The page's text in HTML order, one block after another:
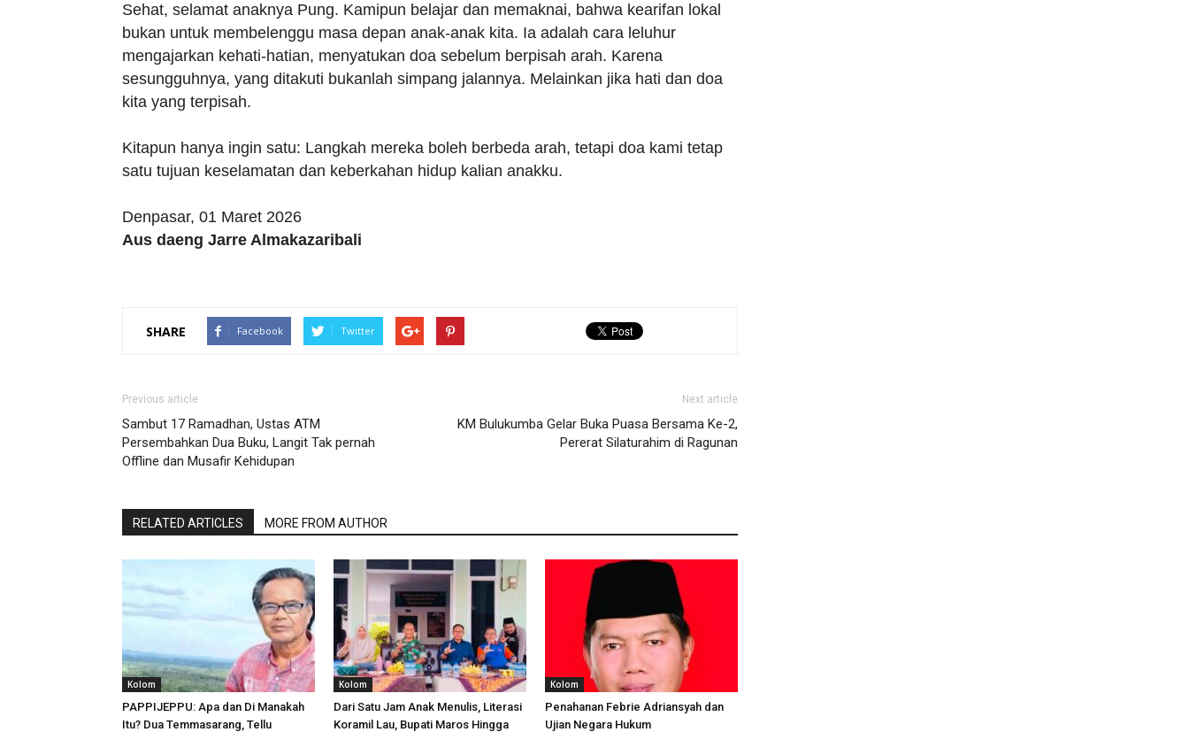
Sehat, selamat anaknya Pung. Kamipun belajar dan memaknai, bahwa kearifan lokal
bukan untuk membelenggu masa depan anak-anak kita. Ia adalah cara leluhur
mengajarkan kehati-hatian, menyatukan doa sebelum berpisah arah. Karena
sesungguhnya, yang ditakuti bukanlah simpang jalannya. Melainkan jika hati dan doa
kita yang terpisah.
Kitapun hanya ingin satu: Langkah mereka boleh berbeda arah, tetapi doa kami tetap
satu tujuan keselamatan dan keberkahan hidup kalian anakku.
Denpasar, 01 Maret 2026
Aus daeng Jarre Almakazaribali
SHARE Facebook Twitter
Previous article
Sambut 17 Ramadhan, Ustas ATM
Persembahkan Dua Buku, Langit Tak pernah
Offline dan Musafir Kehidupan
Next article
KM Bulukumba Gelar Buka Puasa Bersama Ke-2,
Pererat Silaturahim di Ragunan
RELATED ARTICLES MORE FROM AUTHOR
Kolom
PAPPIJEPPU: Apa dan Di Manakah
Itu? Dua Temmasarang, Tellu
Kolom
Dari Satu Jam Anak Menulis, Literasi
Koramil Lau, Bupati Maros Hingga
Kolom
Penahanan Febrie Adriansyah dan
Ujian Negara Hukum